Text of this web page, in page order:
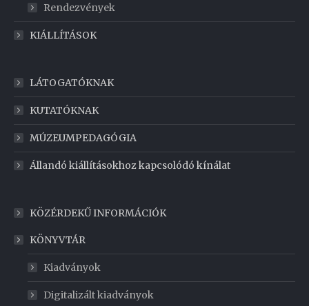
Rendezvények
KIÁLLÍTÁSOK
LÁTOGATÓKNAK
KUTATÓKNAK
MÚZEUMPEDAGÓGIA
Állandó kiállításokhoz kapcsolódó kínálat
KÖZÉRDEKŰ INFORMÁCIÓK
KÖNYVTÁR
Kiadványok
Digitalizált kiadványok